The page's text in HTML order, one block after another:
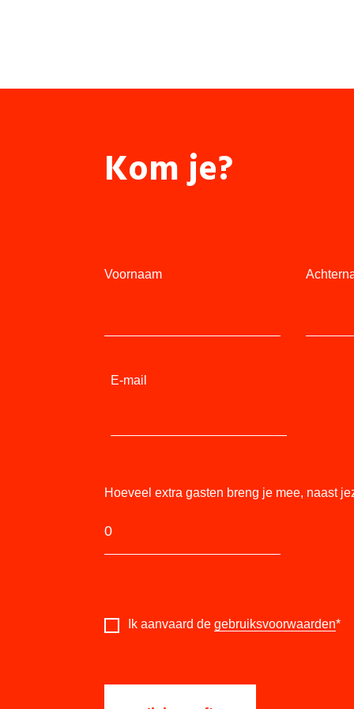
Kom je?
Voornaam
E-mail
Hoeveel extra gasten breng je mee, naast
Ik aanvaard de gebruiksvoorwaarden*